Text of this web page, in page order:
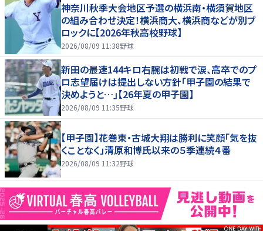
神奈川秋季大会地区予選の横浜南・横須賀地区
の組み合わせ決定！横浜商大、横浜商などが別ブ
ロックに【2026年秋高校野球】
2026/08/09 11:38野球
新田の最速144キロ右腕は初戦で涙、高卒でのプ
ロ志望届けは提出しない方針｢甲子園の結果で
決めようと…｣【26年夏の甲子園】
2026/08/09 11:35野球
【甲子園】花巻東・古城大翔は勝利に笑顔「気を抜
くことなく」清原和博氏以来の５季連続４番
2026/08/09 11:32野球